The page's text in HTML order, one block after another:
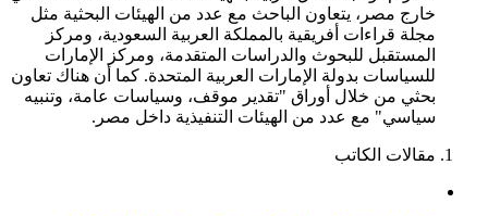
خارج مصر، يتعاون الباحث مع عدد من الهيئات البحثية مثل
مجلة قراءات أفريقية بالمملكة العربية السعودية، ومركز
المستقبل للبحوث والدراسات المتقدمة، ومركز الإمارات
للسياسات بدولة الإمارات العربية المتحدة. كما أن هناك تعاون
بحثي من خلال أوراق "تقدير موقف، وسياسات عامة، وتنبيه
سياسي" مع عدد من الهيئات التنفيذية داخل مصر.
مقالات الكاتب